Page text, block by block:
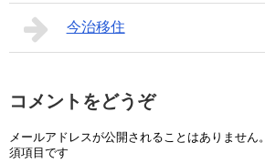
今治移住
コメントをどうぞ
メールアドレスが公開されることはありません。
須項目です